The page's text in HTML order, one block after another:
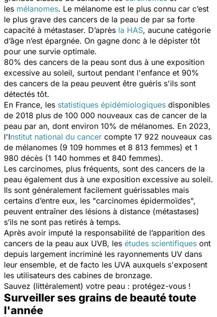
les mélanomes. Le mélanome est le plus connu car c’est
le plus grave des cancers de la peau de par sa forte
capacité à métastaser. D’après la HAS, aucune catégorie
d’âge n’est épargnée. On gagne donc à le dépister tôt
pour une survie optimale.
80% des cancers de la peau sont dus à une exposition
excessive au soleil, surtout pendant l'enfance et 90%
des cancers de la peau peuvent être guéris s'ils sont
détectés tôt.
En France, les statistiques épidémiologiques disponibles
de 2018 plus de 100 000 nouveaux cas de cancer de la
peau par an, dont environ 10% de mélanomes. En 2023,
l'Institut national du cancer compte 17 922 nouveaux cas
de mélanomes (9 109 hommes et 8 813 femmes) et 1
980 décès (1 140 hommes et 840 femmes).
Les carcinomes, plus fréquents, sont des cancers de la
peau également dus à une exposition excessive au soleil.
Ils sont généralement facilement guérissables mais
certains d’entre eux, les "carcinomes épidermoïdes",
peuvent entraîner des lésions à distance (métastases)
s’ils ne sont pas retirés à temps.
Après avoir imputé la responsabilité de l’apparition des
cancers de la peau aux UVB, les études scientifiques ont
depuis largement incriminé les rayonnements UV dans
leur ensemble, et de facto les UVA auxquels s'exposent
les utilisateurs des cabines de bronzage.
Sauvez (littéralement) votre peau : protégez-vous !
Surveiller ses grains de beauté toute
l'année